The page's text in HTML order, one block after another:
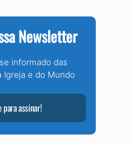
Newsletter
informado das
Igreja e do Mundo
para assinar!